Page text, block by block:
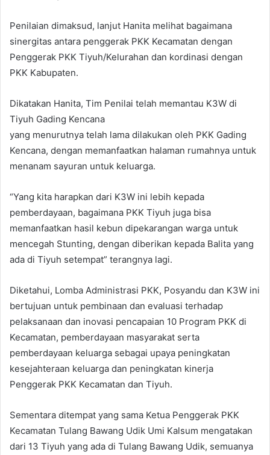
Penilaian dimaksud, lanjut Hanita melihat bagaimana
sinergitas antara penggerak PKK Kecamatan dengan
Penggerak PKK Tiyuh/Kelurahan dan kordinasi dengan
PKK Kabupaten.
Dikatakan Hanita, Tim Penilai telah memantau K3W di
Tiyuh Gading Kencana
yang menurutnya telah lama dilakukan oleh PKK Gading
Kencana, dengan memanfaatkan halaman rumahnya untuk
menanam sayuran untuk keluarga.
“Yang kita harapkan dari K3W ini lebih kepada
pemberdayaan, bagaimana PKK Tiyuh juga bisa
memanfaatkan hasil kebun dipekarangan warga untuk
mencegah Stunting, dengan diberikan kepada Balita yang
ada di Tiyuh setempat” terangnya lagi.
Diketahui, Lomba Administrasi PKK, Posyandu dan K3W ini
bertujuan untuk pembinaan dan evaluasi terhadap
pelaksanaan dan inovasi pencapaian 10 Program PKK di
Kecamatan, pemberdayaan masyarakat serta
pemberdayaan keluarga sebagai upaya peningkatan
kesejahteraan keluarga dan peningkatan kinerja
Penggerak PKK Kecamatan dan Tiyuh.
Sementara ditempat yang sama Ketua Penggerak PKK
Kecamatan Tulang Bawang Udik Umi Kalsum mengatakan
dari 13 Tiyuh yang ada di Tulang Bawang Udik, semuanya